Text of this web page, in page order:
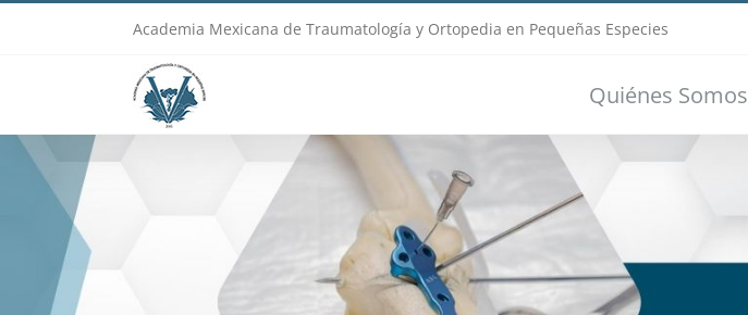
Academia Mexicana de Traumatología y Ortopedia en Pequeñas Especies
Quiénes Somos